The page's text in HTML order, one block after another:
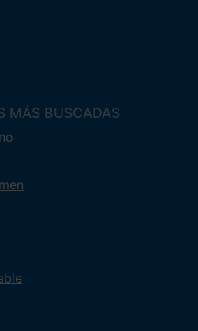
MÁS BUSCADAS